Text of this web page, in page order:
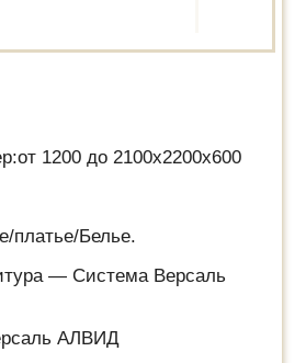
1200 до 2100х2200х600
платье/Белье.
— Система Версаль
АЛВИД